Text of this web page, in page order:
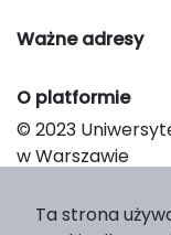
Ważne adresy
O platformie
© 2023
w Warszawie
Platform &
Ta strona